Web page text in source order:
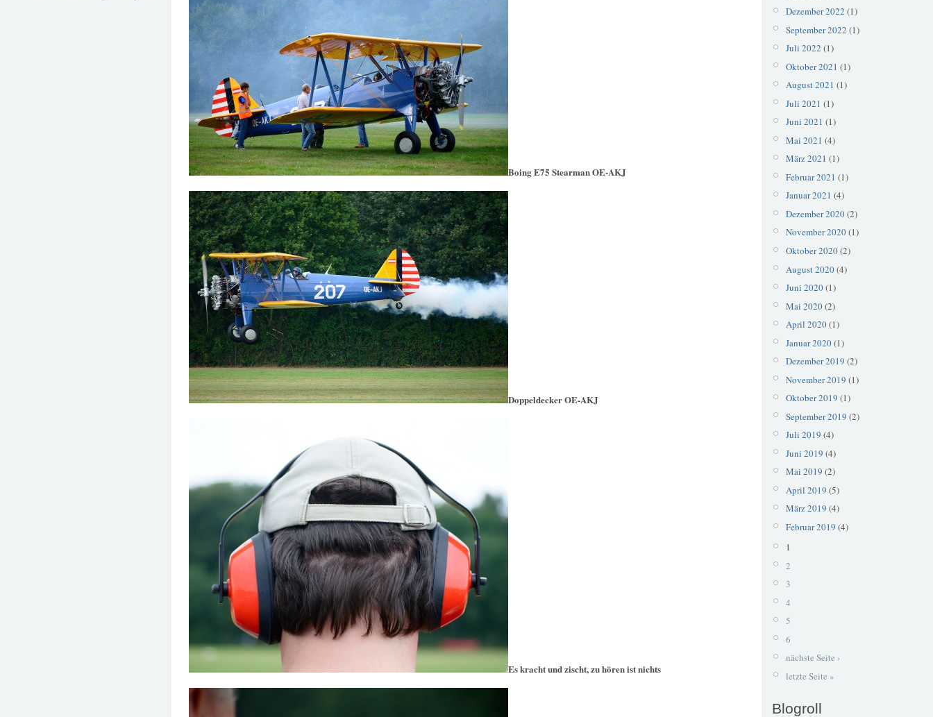
Boing E75 Stearman OE-AKJ
Doppeldecker OE-AKJ
Es kracht und zischt, zu hören ist nichts
Dezember 2022 (1)
September 2022 (1)
Juli 2022 (1)
Oktober 2021 (1)
August 2021 (1)
Juli 2021 (1)
Juni 2021 (1)
Mai 2021 (4)
März 2021 (1)
Februar 2021 (1)
Januar 2021 (4)
Dezember 2020(2)
November 2020(1)
Oktober 2020(2)
August 2020(4)
Juni 2020(1)
Mai 2020(2)
April 2020(1)
Januar 2020(1)
Dezember 2019 (2)
November 2019 (1)
Oktober 2019 (1)
September 2019 (2)
Juli 2019 (4)
Juni 2019 (4)
Mai 2019 (2)
April 2019 (5)
März 2019 (4)
Februar 2019 (4)
1
2
3
4
5
6
nächste Seite ›
letzte Seite »
Blogroll